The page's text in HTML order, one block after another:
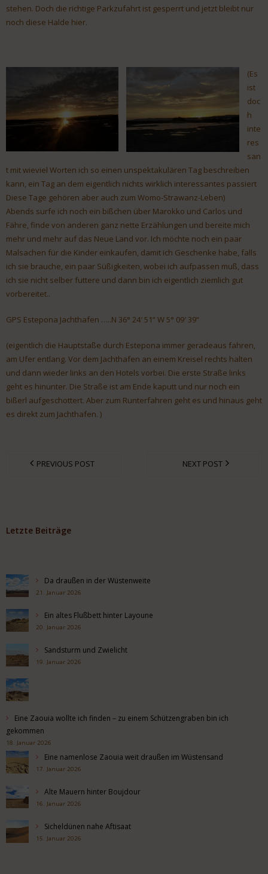
stehen. Doch die richtige Parkzufahrt ist gesperrt und jetzt bleibt nur
noch diese Halde hier.
(Es
ist
doc
h
inte
res
san
t mit wieviel Worten ich so einen unspektakulären Tag beschreiben
kann, ein Tag an dem eigentlich nichts wirklich interessantes passiert
Diese Tage gehören aber auch zum Womo-Strawanz-Leben)
Abends surfe ich noch ein bißchen über Marokko und Carlos und
Fähre, finde von anderen ganz nette Erzählungen und bereite mich
mehr und mehr auf das Neue Land vor. Ich möchte noch ein paar
Malsachen für die Kinder einkaufen, damit ich Geschenke habe, falls
ich sie brauche, ein paar Süßigkeiten, wobei ich aufpassen muß, dass
ich sie nicht selber futtere und dann bin ich eigentlich ziemlich gut
vorbereitet..
GPS Estepona Jachthafen …..N 36° 24′ 51“ W 5° 09′ 39“
(eigentlich die Hauptstaße durch Estepona immer geradeaus fahren,
am Ufer entlang. Vor dem Jachthafen an einem Kreisel rechts halten
und dann wieder links an den Hotels vorbei. Die erste Straße links
geht es hinunter. Die Straße ist am Ende kaputt und nur noch ein
bißerl aufgeschottert. Aber zum Runterfahren geht es und hinaus geht
es direkt zum Jachthafen. )
PREVIOUS POST NEXT POST
Letzte Beiträge
Da draußen in der Wüstenweite
21. Januar 2026
Ein altes Flußbett hinter Layoune
20. Januar 2026
Sandsturm und Zwielicht
19. Januar 2026
Eine Zaouia wollte ich finden – zu einem Schützengraben bin ich
gekommen
18. Januar 2026
Eine namenlose Zaouia weit draußen im Wüstensand
17. Januar 2026
Alte Mauern hinter Boujdour
16. Januar 2026
Sicheldünen nahe Aftisaat
15. Januar 2026